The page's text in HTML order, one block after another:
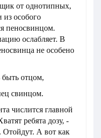
от однотипных,
особого
пеносвинцом.
ослабляет. В
не особено
отцом,
числится главной
ребята дозу, -
Отойдут. А вот как